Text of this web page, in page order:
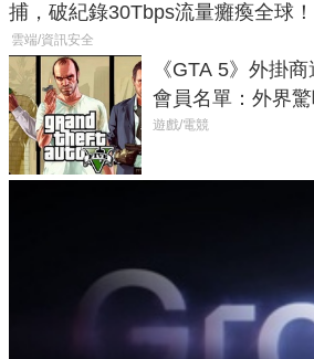
捕，破紀錄30Tbps流量癱瘓全球！
雲端/資訊安全
《GTA 5》外掛
會員名單：外界
在開掛！」
遊戲/電競